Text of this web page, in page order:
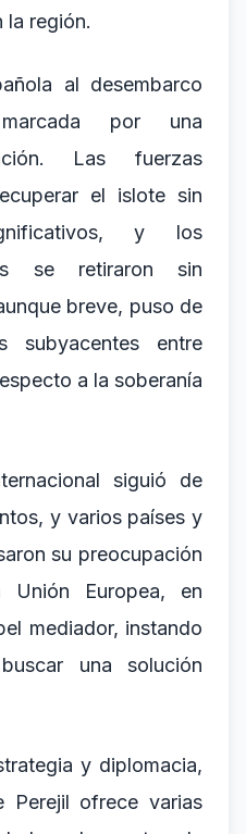
la región.
al desembarco
por una
Las fuerzas
el islote sin
y los
se retiraron sin
breve, puso de
subyacentes entre
a la soberanía
siguió de
y varios países y
su preocupación
Europea, en
mediador, instando
una solución
y diplomacia,
ofrece varias